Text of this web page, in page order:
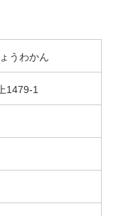
うわかん
1479-1